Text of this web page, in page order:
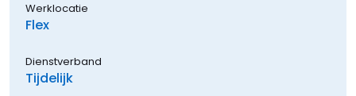
Werklocatie
Flex
Dienstverband
Tijdelijk